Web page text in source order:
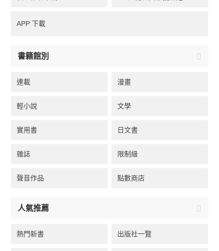
APP 下載
書籍館別
連載 漫畫
輕小說 文學
實用書 日文書
雜誌 限制級
聲音作品 點數商店
人氣推薦
熱門新書 出版社一覽